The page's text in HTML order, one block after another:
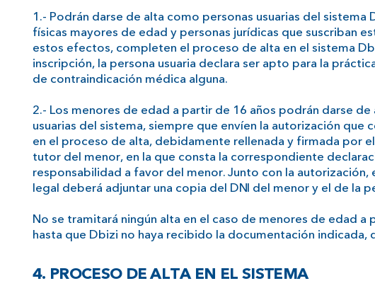
1.- Podrán darse de alta como personas usuarias del sistema
físicas mayores de edad y personas jurídicas que suscriban
estos efectos, completen el proceso de alta en el sistema
inscripción, la persona usuaria declara ser apto para la
de contraindicación médica alguna.
2.- Los menores de edad a partir de 16 años podrán darse
usuarias del sistema, siempre que envíen la autorización que
en el proceso de alta, debidamente rellenada y firmada por
tutor del menor, en la que consta la correspondiente
responsabilidad a favor del menor. Junto con la
legal deberá adjuntar una copia del DNI del menor y el de la
No se tramitará ningún alta en el caso de menores de edad a
hasta que Dbizi no haya recibido la documentación
4. PROCESO DE ALTA EN EL SISTEMA